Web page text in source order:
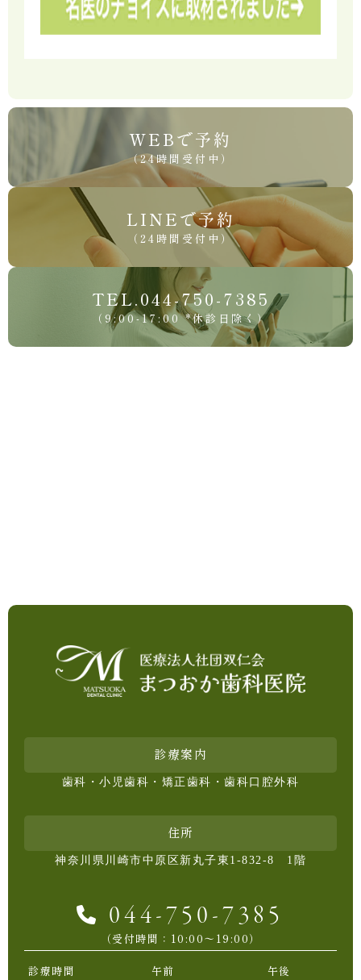
WEBで予約
（24時間受付中）
LINEで予約
（24時間受付中）
TEL.044-750-7385
（9:00-17:00 *休診日除く）
診療案内
歯科・小児歯科・矯正歯科・歯科口腔外科
住所
神奈川県川崎市中原区新丸子東1-832-8 1階
044-750-7385
（受付時間：10:00〜19:00）
診療時間 午前 午後